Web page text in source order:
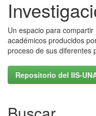
Un espacio para
académicos producidos
proceso de sus diferentes
Repositorio del IIS-